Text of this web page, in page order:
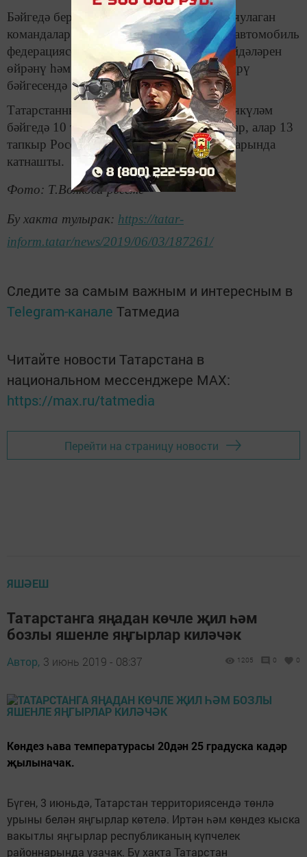
Бәйгедә беренче һәм икенче урыннарны яулаган
командалар Россия исеменнән Халыкара автомобиль
федерациясенең (FIA) Юл хәрәкәте кагыйдәләрен
өйрәнү һәм үтәү буенча Европа белем бирү
бәйгесендә катнашу хокукын алачак.
Татарстанның яшь инспекторлары Россиякүләм
бәйгедә 10 тапкыр җиңүче булганнары бар, алар 13
тапкыр Россия исеменнән Европа ярышларында
катнашты.
Фото: Т.Волкова рәсеме
Бу хакта тулырак: https://tatar-
inform.tatar/news/2019/06/03/187261/
Следите за самым важным и интересным в
Telegram-канале Татмедиа
Читайте новости Татарстана в
национальном мессенджере MАХ:
https://max.ru/tatmedia
Перейти на страницу новости
ЯШӘЕШ
Татарстанга яңадан көчле җил һәм
бозлы яшенле яңгырлар киләчәк
Автор, 3 июнь 2019 - 08:37 1205 0 0
Көндез һава температурасы 20дән 25 градуска кадәр
җылыначак.
Бүген, 3 июньдә, Татарстан территориясендә төнлә
урыны белән яңгырлар көтелә. Иртән һәм көндез кыска
вакытлы яңгырлар республиканың күпчелек
районнарында узачак. Бу хакта Татарстан